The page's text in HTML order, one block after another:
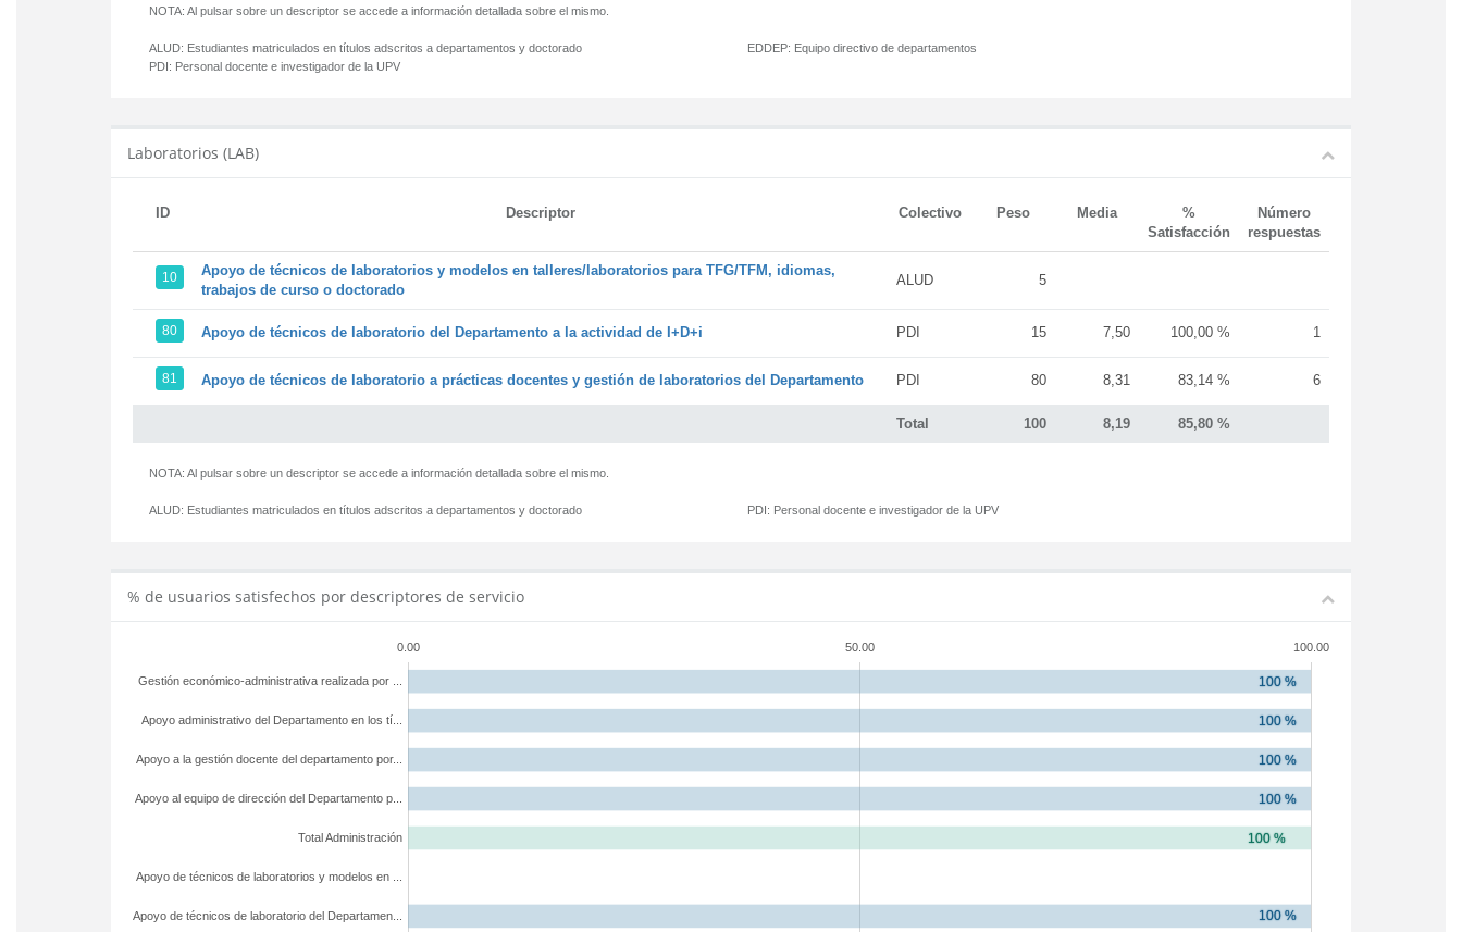
NOTA: Al pulsar sobre un descriptor se accede a información detallada sobre el mismo.
ALUD: Estudiantes matriculados en títulos adscritos a departamentos y doctorado
PDI: Personal docente e investigador de la UPV
EDDEP: Equipo directivo de departamentos
Laboratorios (LAB)
ID Descriptor Colectivo Peso Media
%
Satisfacción
Número
respuestas
Total 100 8,19 85,80 %
10
Apoyo de técnicos de laboratorios y modelos en talleres/laboratorios para TFG/TFM, idiomas,
trabajos de curso o doctorado
ALUD 5
80 Apoyo de técnicos de laboratorio del Departamento a la actividad de I+D+i PDI 15 7,50 100,00 % 1
81 Apoyo de técnicos de laboratorio a prácticas docentes y gestión de laboratorios del Departamento PDI 80 8,31 83,14 % 6
NOTA: Al pulsar sobre un descriptor se accede a información detallada sobre el mismo.
ALUD: Estudiantes matriculados en títulos adscritos a departamentos y doctorado PDI: Personal docente e investigador de la UPV
% de usuarios satisfechos por descriptores de servicio
0.00 50.00 100.00
Apoyo de técnicos de laboratorio del Departamen...
Apoyo de técnicos de laboratorios y modelos en ...
Total Administración
Apoyo al equipo de dirección del Departamento p...
Apoyo a la gestión docente del departamento por...
Apoyo administrativo del Departamento en los tí...
Gestión económico-administrativa realizada por ...